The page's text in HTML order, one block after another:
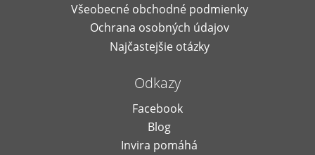
Všeobecné obchodné podmienky
Ochrana osobných údajov
Najčastejšie otázky
Odkazy
Facebook
Blog
Invira pomáhá